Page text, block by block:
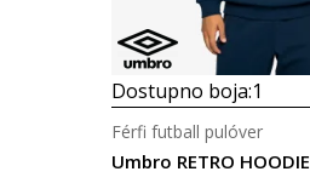
Dostupno boja:1
Umbro RETRO HOODIE
Férfi futball pulóver